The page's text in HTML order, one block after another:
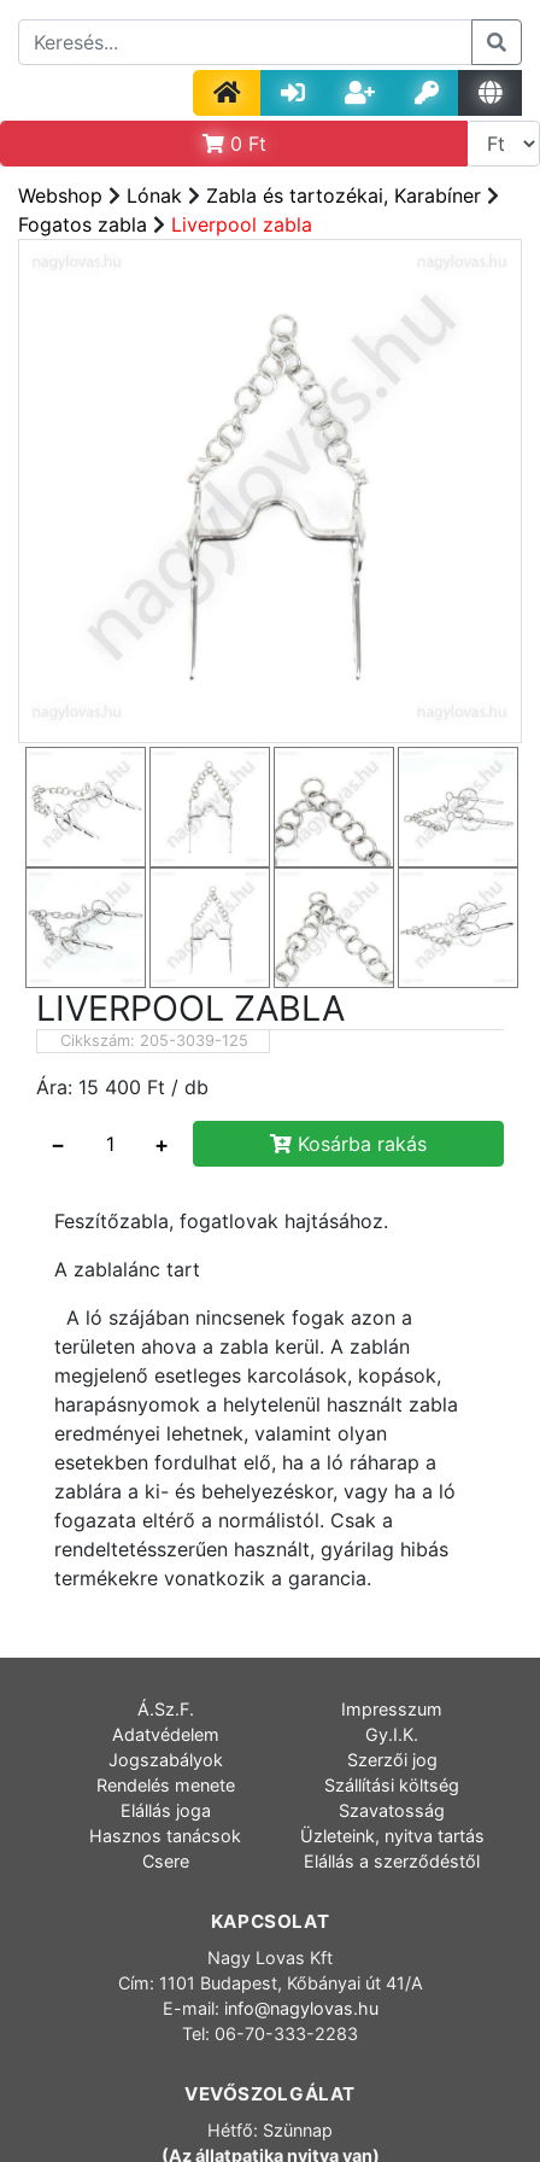
0 Ft
Webshop Lónak
Zabla és tartozékai, Karabíner
Fogatos zabla
Liverpool zabla
LIVERPOOL ZABLA
Cikkszám: 205-3039-125
Ára: 15 400 Ft / db
− + Kosárba rakás
Feszítőzabla, fogatlovak hajtásához.
A zablalánc tart
A ló szájában nincsenek fogak azon a
területen ahova a zabla kerül. A zablán
megjelenő esetleges karcolások, kopások,
harapásnyomok a helytelenül használt zabla
eredményei lehetnek, valamint olyan
esetekben fordulhat elő, ha a ló ráharap a
zablára a ki- és behelyezéskor, vagy ha a ló
fogazata eltérő a normálistól. Csak a
rendeltetésszerűen használt, gyárilag hibás
termékekre vonatkozik a garancia.
Á.Sz.F.
Impresszum
Adatvédelem
Gy.I.K.
Jogszabályok
Szerzői jog
Rendelés menete
Szállítási költség
Elállás joga
Szavatosság
Hasznos tanácsok
Üzleteink, nyitva tartás
Csere
Elállás a szerződéstől
KAPCSOLAT
Nagy Lovas Kft
Cím: 1101 Budapest, Kőbányai út 41/A
E-mail: info@nagylovas.hu
Tel: 06-70-333-2283
VEVŐSZOLGÁLAT
Hétfő: Szünnap
(Az állatpatika nyitva van)